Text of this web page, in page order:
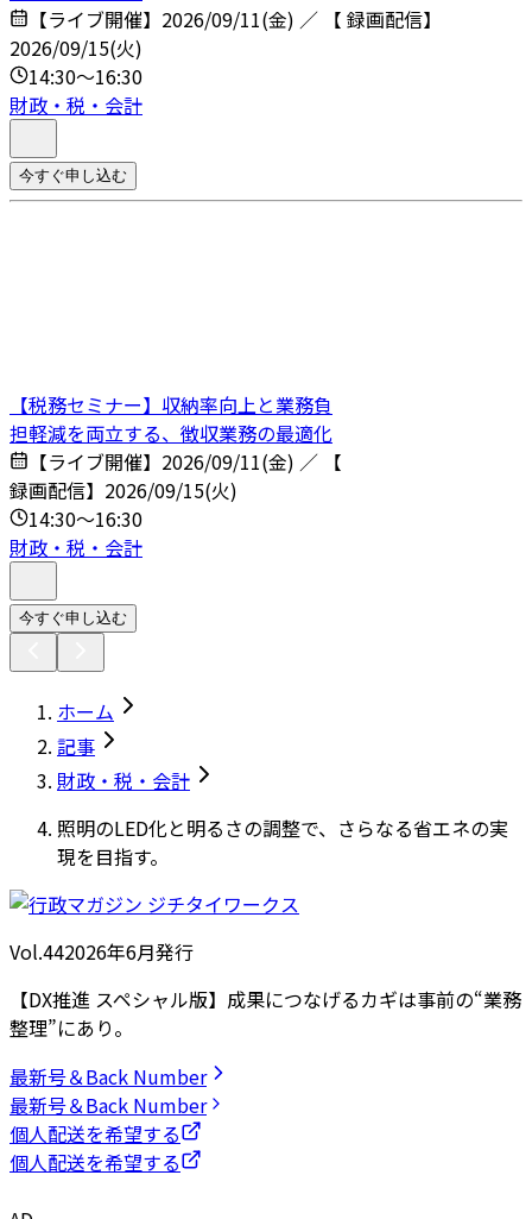
【ライブ開催】2026/09/11(金) ／ 【 録画配信】
2026/09/15(火)
14:30～16:30
財政・税・会計
今すぐ申し込む
【税務セミナー】収納率向上と業務負
担軽減を両立する、徴収業務の最適化
【ライブ開催】2026/09/11(金) ／ 【
録画配信】2026/09/15(火)
14:30～16:30
財政・税・会計
今すぐ申し込む
ホーム
記事
財政・税・会計
照明のLED化と明るさの調整で、さらなる省エネの実
現を目指す。
Vol.442026年6月発行
【DX推進 スペシャル版】成果につなげるカギは事前の“業務
整理”にあり。
最新号＆Back Number
最新号＆Back Number
個人配送を希望する
個人配送を希望する